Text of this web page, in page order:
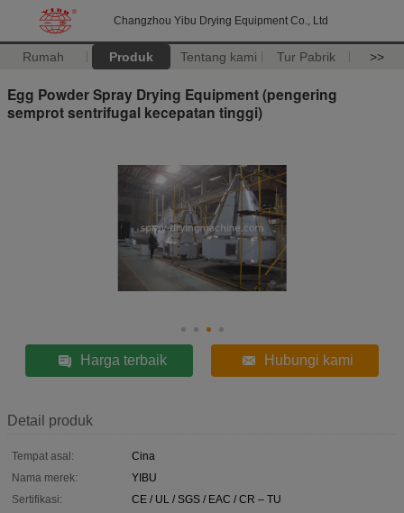
Changzhou Yibu Drying Equipment Co., Ltd
Rumah Produk Tentang kami Tur Pabrik >>
Egg Powder Spray Drying Equipment (pengering
semprot sentrifugal kecepatan tinggi)
Harga terbaik Hubungi kami
Detail produk
Tempat asal:
Cina
Nama merek:
YIBU
Sertifikasi:
CE / UL / SGS / EAC / CR – TU